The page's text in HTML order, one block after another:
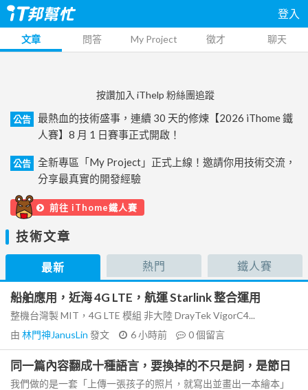
登入
文章 問答 My Project 徵才 聊天
按讚加入 iThelp 粉絲團追蹤
公告
最熱血的技術盛事，連續 30 天的修煉【2026 iThome 鐵
人賽】8 月 1 日賽事正式開啟！
公告
全新專區「My Project」正式上線！邀請你用技術交流，
分享最真實的開發經驗
前往 iThome鐵人賽
技術文章
最新 熱門 鐵人賽
船舶應用，近海 4G LTE，航運 Starlink 整合運用
整機台灣製 MIT，4G LTE 模組 非大陸 DrayTek VigorC4...
由 林門神JanusLin 發文 6 小時前 0個留言
同一篇內容翻成十種語言，要換掉的不只是詞，是節日
我們做的是一套「上傳一張孩子的照片，就寫出並畫出一本繪本」